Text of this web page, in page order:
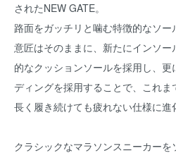
されたNEW GATE。
路面をガッチリと噛む特徴的なソ
意匠はそのままに、新たにインソ
的なクッションソールを採用し、
ディングを採用することで、これま
長く履き続けても疲れない仕様に進
クラシックなマラソンスニーカー